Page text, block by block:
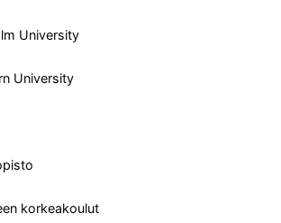
University
University
korkeakoulut